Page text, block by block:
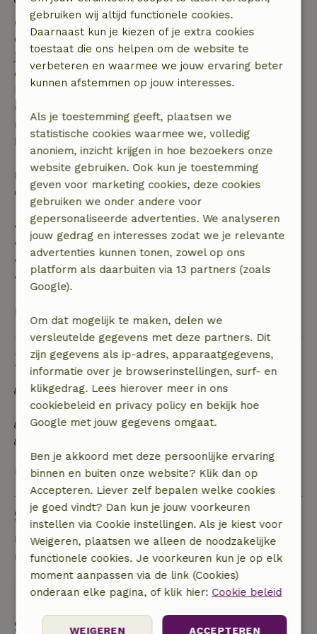
Gratis annuleren binnen 7 dagen
Gratis annuleren binnen 7 dagen na bevestiging van
je boeking, bij een boekingsaanvraag meer dan 28
dagen voor aanvang. Bij een boeking met aanvang
binnen 28 dagen geldt gratis annuleren binnen 24
uur. Bij annulering binnen gestelde periode heb je
recht op volledige terugbetaling van het
boekingsbedrag.
Daarna krijg je een deel van de reissom en 100% van
de borg terugbetaald:
• tot 42 dagen voor aankomst: 70% terugbetaald
• 42–28 dagen voor aankomst: 40% terugbetaald
• 28 dagen tot de aankomstdag: 10% terugbetaald
• op de aankomstdag of later: geen terugbetaling
Bekijk alles
Duurzaamheid
Afval scheiden (glas, papier, plastic,
voedselafval/biologisch)
Geen plastic voor eenmalig gebruik
Bekijk alles
Stel een vraag
Neem contact op met de verhuurder van het
natuurhuisje
Stuur een bericht
Start mijn boeking
gebruiken wij altijd functionele cookies.
Daarnaast kun je kiezen of je extra cookies
toestaat die ons helpen om de website te
verbeteren en waarmee we jouw ervaring beter
kunnen afstemmen op jouw interesses.
Als je toestemming geeft, plaatsen we
statistische cookies waarmee we, volledig
anoniem, inzicht krijgen in hoe bezoekers onze
website gebruiken. Ook kun je toestemming
geven voor marketing cookies, deze cookies
gebruiken we onder andere voor
gepersonaliseerde advertenties. We analyseren
jouw gedrag en interesses zodat we je relevante
advertenties kunnen tonen, zowel op ons
platform als daarbuiten via 13 partners (zoals
Google).
Om dat mogelijk te maken, delen we
versleutelde gegevens met deze partners. Dit
zijn gegevens als ip-adres, apparaatgegevens,
informatie over je browserinstellingen, surf- en
klikgedrag. Lees hierover meer in ons
cookiebeleid en privacy policy en bekijk hoe
Google met jouw gegevens omgaat.
Ben je akkoord met deze persoonlijke ervaring
binnen en buiten onze website? Klik dan op
Accepteren. Liever zelf bepalen welke cookies
je goed vindt? Dan kun je jouw voorkeuren
instellen via Cookie instellingen. Als je kiest voor
Weigeren, plaatsen we alleen de noodzakelijke
functionele cookies. Je voorkeuren kun je op elk
moment aanpassen via de link (Cookies)
onderaan elke pagina, of klik hier: Cookie beleid
ACCEPTEREN
WEIGEREN